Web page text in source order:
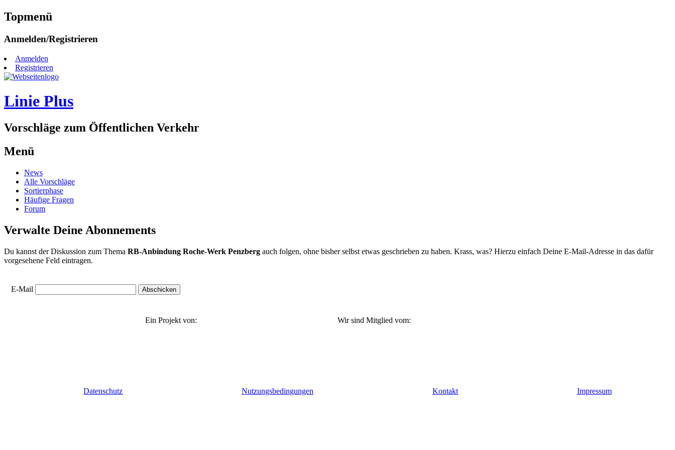
Topmenü
Zum
springen
Anmelden/Registrieren
Anmelden
Registrieren
Linie Plus
Vorschläge zum Öffentlichen Verkehr
Menü
Zum
Inhalt
springen
News
Alle Vorschläge
Sortierphase
Häufige Fragen
Forum
Verwalte Deine Abonnements
Du kannst der Diskussion zum Thema RB-Anbindung Roche-Werk Penzberg auch folgen, ohne bisher selbst etwas geschrieben zu haben. Krass, was? Hierzu einfach Deine E-Mail-Adresse in das dafür
vorgesehene Feld eintragen.
E-Mail
Ein Projekt von: Wir sind Mitglied vom:
Datenschutz Nutzungsbedingungen Kontakt Impressum